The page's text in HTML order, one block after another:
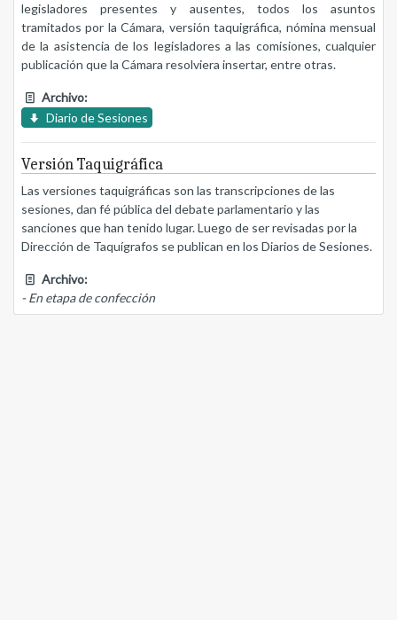
legisladores presentes y ausentes, todos los asuntos
tramitados por la Cámara, versión taquigráfica, nómina mensual
de la asistencia de los legisladores a las comisiones, cualquier
publicación que la Cámara resolviera insertar, entre otras.
Archivo:
Diario de Sesiones
Versión Taquigráfica
Las versiones taquigráficas son las transcripciones de las
sesiones, dan fé pública del debate parlamentario y las
sanciones que han tenido lugar. Luego de ser revisadas por la
Dirección de Taquígrafos se publican en los Diarios de Sesiones.
Archivo:
- En etapa de confección